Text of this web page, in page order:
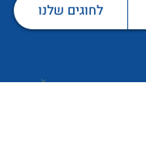
לחוגים שלנו